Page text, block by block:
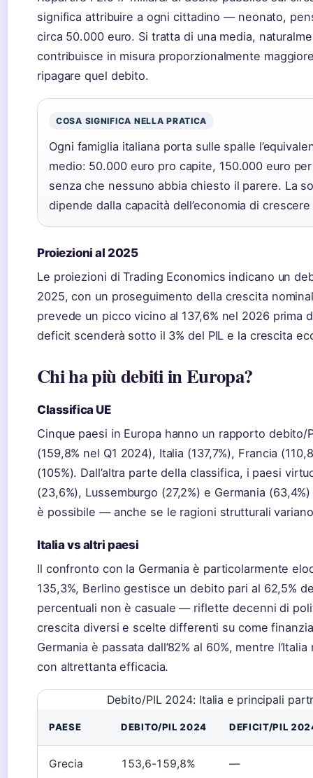
significa attribuire a ogni cittadino — neonato,
circa 50.000 euro. Si tratta di una media,
contribuisce in misura proporzionalmente
ripagare quel debito.
COSA SIGNIFICA NELLA PRATICA
Ogni famiglia italiana porta sulle spalle
medio: 50.000 euro pro capite, 150.000 euro
senza che nessuno abbia chiesto il parere. La
dipende dalla capacità dell’economia di
Proiezioni al 2025
Le proiezioni di Trading Economics indicano un
2025, con un proseguimento della crescita
prevede un picco vicino al 137,6% nel 2026
deficit scenderà sotto il 3% del PIL e la crescita
Chi ha più debiti in Europa?
Classifica UE
Cinque paesi in Europa hanno un rapporto debito/
(159,8% nel Q1 2024), Italia (137,7%), Francia
(105%). Dall’altra parte della classifica, i paesi
(23,6%), Lussemburgo (27,2%) e Germania
è possibile — anche se le ragioni strutturali
Italia vs altri paesi
Il confronto con la Germania è particolarmente
135,3%, Berlino gestisce un debito pari al 62,5%
percentuali non è casuale — riflette decenni di
crescita diversi e scelte differenti su come
Germania è passata dall’82% al 60%, mentre
con altrettanta efficacia.
Debito/PIL 2024: Italia e principali
PAESE DEBITO/PIL 2024 DEFICIT/PIL
Grecia 153,6-159,8% —